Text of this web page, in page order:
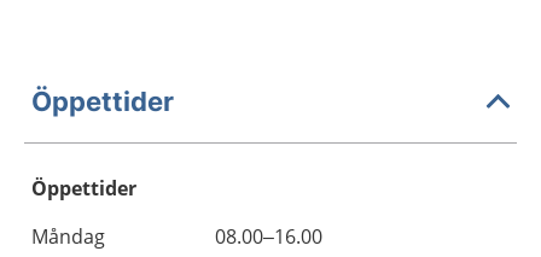
Öppettider
Öppettider
Dag
Öppettider
Kommentarer
Måndag
08.00–16.00